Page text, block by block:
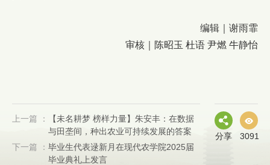
编辑｜谢雨霏
审核｜陈昭玉 杜语 尹燃 牛静怡
分享 3091
上一篇 ：
【未名耕梦 榜样力量】朱安丰：在数据
与田垄间，种出农业可持续发展的答案
下一篇 ： 毕业生代表逯新月在现代农学院2025届
毕业典礼上发言